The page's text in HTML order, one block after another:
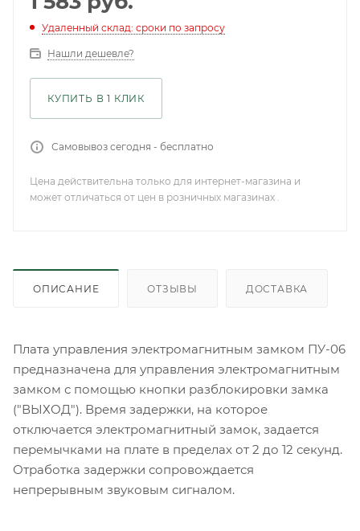
Удаленный склад: сроки по запросу
Нашли дешевле?
КУПИТЬ В 1 КЛИК
Самовывоз сегодня - бесплатно
Цена действительна только для интернет-магазина и
может отличаться от цен в розничных магазинах .
ОПИСАНИЕ ОТЗЫВЫ ДОСТАВКА
Плата управления электромагнитным замком ПУ-06
предназначена для управления электромагнитным
замком с помощью кнопки разблокировки замка
("ВЫХОД"). Время задержки, на которое
отключается электромагнитный замок, задается
перемычками на плате в пределах от 2 до 12 секунд.
Отработка задержки сопровождается
непрерывным звуковым сигналом.